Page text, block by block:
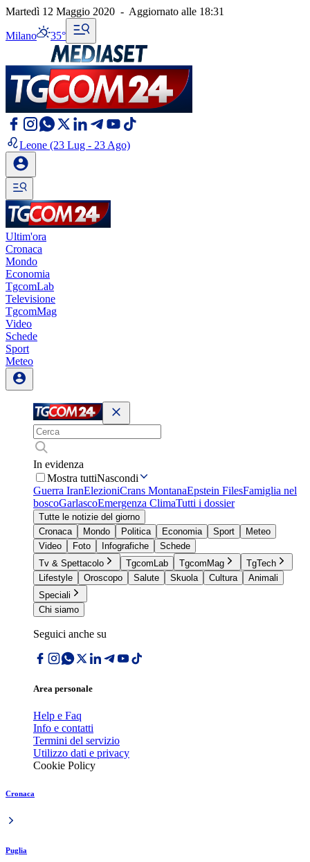
Martedì 12 Maggio 2020 - Aggiornato alle 18:31
Milano 35°
Leone (23 Lug - 23 Ago)
Ultim'ora
Cronaca
Mondo
Economia
TgcomLab
Televisione
TgcomMag
Video
Schede
Sport
Meteo
In evidenza
Mostra tuttiNascondi
Guerra IranElezioniCrans MontanaEpstein FilesFamiglia nel
boscoGarlascoEmergenza ClimaTutti i dossier
Tutte le notizie del giorno
Cronaca
Mondo Politica Economia Sport
Meteo
Video
Foto Infografiche
Schede
Tv & Spettacolo
TgcomLab TgcomMag
TgTech
Lifestyle
Oroscopo Salute Skuola Cultura
Animali
Speciali
Chi siamo
Seguici anche su
Area personale
Help e Faq
Info e contatti
Termini del servizio
Utilizzo dati e privacy
Cookie Policy
Cronaca
Puglia